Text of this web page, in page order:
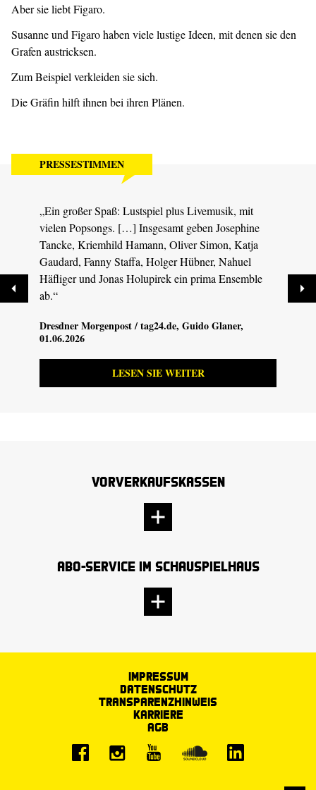
Aber sie liebt Figaro.
Susanne und Figaro haben viele lustige Ideen, mit denen sie den
Grafen austricksen.
Zum Beispiel verkleiden sie sich.
Die Gräfin hilft ihnen bei ihren Plänen.
PRESSESTIMMEN
„Ein großer Spaß: Lustspiel plus Livemusik, mit
vielen Popsongs. […] Insgesamt geben Josephine
Tancke, Kriemhild Hamann, Oliver Simon, Katja
Gaudard, Fanny Staffa, Holger Hübner, Nahuel
Häfliger und Jonas Holupirek ein prima Ensemble
ab.“
Dresdner Morgenpost / tag24.de, Guido Glaner,
01.06.2026
LESEN SIE WEITER
auf
Vorverkaufskassen
Abo-Service im Schauspielhaus
Impressum
Datenschutz
Transparenzhinweis
Karriere
AGB